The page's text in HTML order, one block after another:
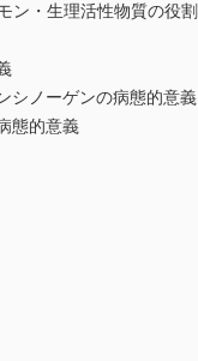
ン・生理活性物質の役割
シノーゲンの病態的意義
態的意義